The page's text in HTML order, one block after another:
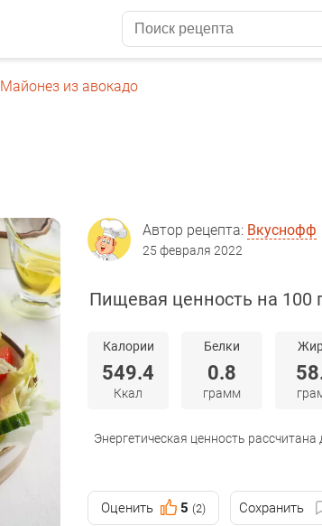
Майонез из авокадо
Автор рецепта: Вкуснофф
25 февраля 2022
Пищевая ценность на 100
Калории
549.4
Ккал
Белки
0.8
грамм
Энергетическая ценность
Оценить 5 (2) Сохранить